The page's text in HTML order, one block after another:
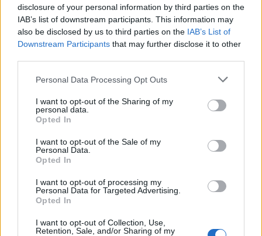
disclosure of your personal information by third parties on the
IAB’s list of downstream participants. This information may
also be disclosed by us to third parties on the IAB’s List of
Downstream Participants that may further disclose it to other
Please note that this website/app uses one or more Google
not limited to your visit or usage behaviour. You may click to
grant or deny consent to Google and its third-party tags to
use your data for below specified purposes in below Google
consent section.
Personal Data Processing Opt Outs
I want to opt-out of the Sharing of my
personal data.
Opted In
I want to opt-out of the Sale of my
Personal Data.
Opted In
I want to opt-out of processing my
Personal Data for Targeted Advertising.
Opted In
I want to opt-out of Collection, Use,
Retention, Sale, and/or Sharing of my
Ennél jobban nem is indulhatott volna Mundruczó
Kornél hollywoodi karrierje. A Bradley Cooperrel
közös projektje összeomlása után megrázta magát,
és saját alapanyagból (alkotótársa, Wéber Kata
első angol nyelvű filmjét, ami annyira megtetszett…